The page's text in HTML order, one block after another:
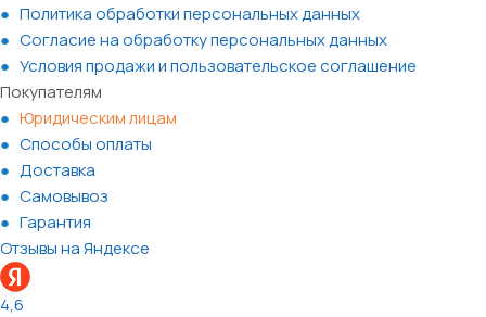
Политика обработки персональных данных
Согласие на обработку персональных данных
Условия продажи и пользовательское соглашение
Покупателям
Юридическим лицам
Способы оплаты
Доставка
Самовывоз
Гарантия
Отзывы на Яндексе
4,6